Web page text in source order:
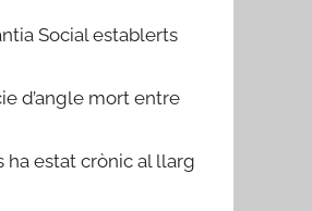
Social establerts
d’angle mort entre
ha estat crònic al llarg